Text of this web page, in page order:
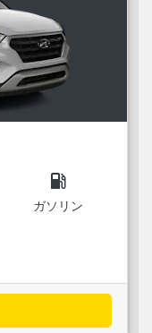
local_gas_station
ガソリン